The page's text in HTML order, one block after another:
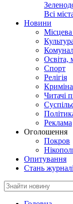
Всі
Новини
Місцева
Освіта,
Спорт
Релігія
Читачі
Реклама
Оголошення
Покров
Опитування
Стань